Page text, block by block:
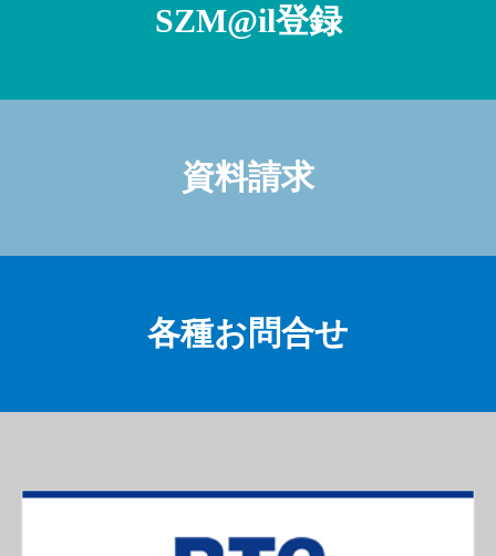
SZM@il登録
資料請求
各種お問合せ